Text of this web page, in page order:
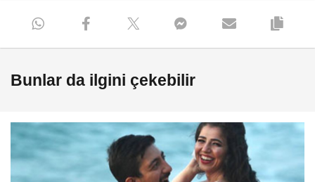
çalışıyoruz.”
Bunlar da ilgini çekebilir